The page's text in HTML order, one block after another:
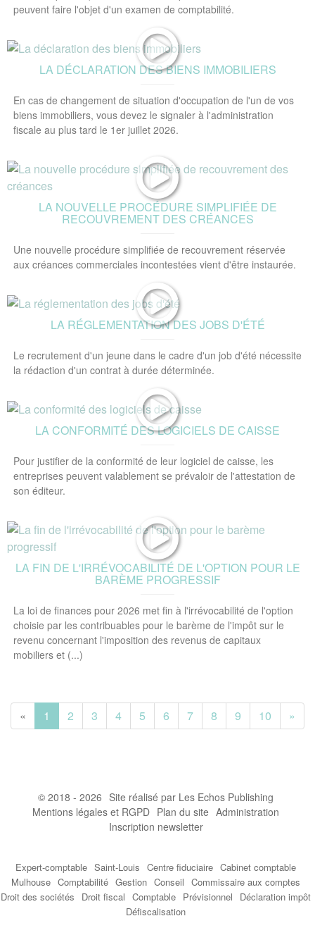
peuvent faire l'objet d'un examen de comptabilité.
LA DÉCLARATION DES BIENS IMMOBILIERS
En cas de changement de situation d'occupation de l'un de vos
biens immobiliers, vous devez le signaler à l'administration
fiscale au plus tard le 1er juillet 2026.
LA NOUVELLE PROCÉDURE SIMPLIFIÉE DE
RECOUVREMENT DES CRÉANCES
Une nouvelle procédure simplifiée de recouvrement réservée
aux créances commerciales incontestées vient d'être instaurée.
LA RÉGLEMENTATION DES JOBS D'ÉTÉ
Le recrutement d'un jeune dans le cadre d'un job d'été nécessite
la rédaction d'un contrat à durée déterminée.
LA CONFORMITÉ DES LOGICIELS DE CAISSE
Pour justifier de la conformité de leur logiciel de caisse, les
entreprises peuvent valablement se prévaloir de l'attestation de
son éditeur.
LA FIN DE L'IRRÉVOCABILITÉ DE L'OPTION POUR LE
BARÈME PROGRESSIF
La loi de finances pour 2026 met fin à l'irrévocabilité de l'option
choisie par les contribuables pour le barème de l'impôt sur le
revenu concernant l'imposition des revenus de capitaux
mobiliers et (...)
« 1 2 3 4 5 6 7 8 9 10 »
© 2018 - 2026 Site réalisé par Les Echos Publishing
Mentions légales et RGPD Plan du site Administration
Inscription newsletter
Expert-comptable Saint-Louis Centre fiduciaire Cabinet comptable
Mulhouse Comptabilité Gestion Conseil Commissaire aux comptes
Droit des sociétés
Droit fiscal Comptable Prévisionnel
Déclaration impôt
Défiscalisation